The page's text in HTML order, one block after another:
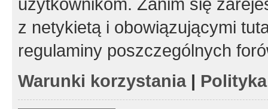
z netykietą i obowiązującymi
regulaminy poszczególnych
Warunki korzystania|